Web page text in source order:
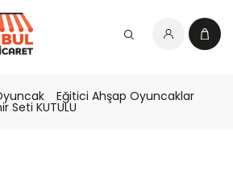
Eğitici Ahşap Oyuncaklar
Seti KUTULU